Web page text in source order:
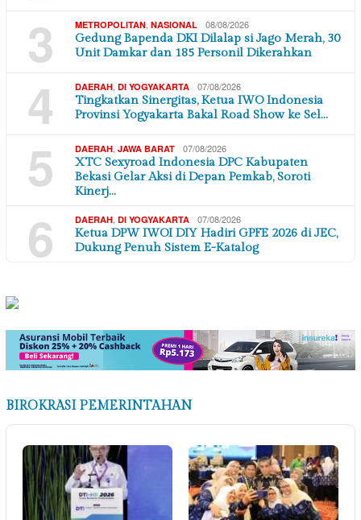
3 METROPOLITAN NASIONAL 08/08/2026
Gedung Bapenda DKI Dilalap si Jago Merah, 30
Unit Damkar dan 185 Personil Dikerahkan
4 DAERAH DI YOGYAKARTA 07/08/2026
Tingkatkan Sinergitas, Ketua IWO Indonesia
Provinsi Yogyakarta Bakal Road Show ke Sel…
5 DAERAH JAWA BARAT 07/08/2026
XTC Sexyroad Indonesia DPC Kabupaten
Bekasi Gelar Aksi di Depan Pemkab, Soroti
Kinerj…
6 DAERAH DI YOGYAKARTA 07/08/2026
Ketua DPW IWOI DIY Hadiri GPFE 2026 di JEC,
Dukung Penuh Sistem E-Katalog
BIROKRASI PEMERINTAHAN